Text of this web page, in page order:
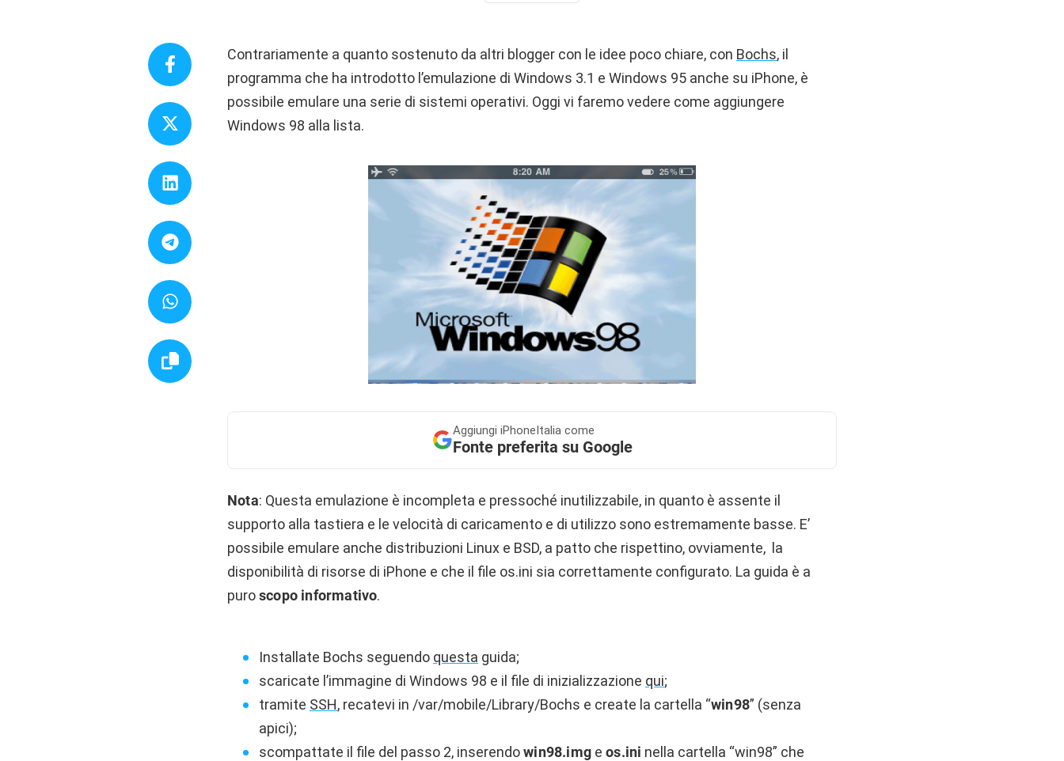
Contrariamente a quanto sostenuto da altri blogger con le idee poco chiare, con Bochs, il
programma che ha introdotto l’emulazione di Windows 3.1 e Windows 95 anche su iPhone, è
possibile emulare una serie di sistemi operativi. Oggi vi faremo vedere come aggiungere
Windows 98 alla lista.
Aggiungi iPhoneItalia come
Fonte preferita su Google
Nota: Questa emulazione è incompleta e pressoché inutilizzabile, in quanto è assente il
supporto alla tastiera e le velocità di caricamento e di utilizzo sono estremamente basse. E’
possibile emulare anche distribuzioni Linux e BSD, a patto che rispettino, ovviamente, la
disponibilità di risorse di iPhone e che il file os.ini sia correttamente configurato. La guida è a
puroscopo informativo.
Installate Bochs seguendo questa guida;
scaricate l’immagine di Windows 98 e il file di inizializzazione qui;
tramite SSH, recatevi in /var/mobile/Library/Bochs e create la cartella “win98” (senza
apici);
scompattate il file del passo 2, inserendowin98.img eos.ini nella cartella “win98” che